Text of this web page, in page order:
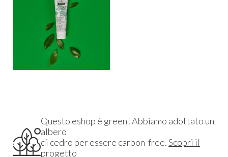
Questo eshop è green! Abbiamo adottato un
albero
di cedro per essere carbon-free.Scopri il
progetto